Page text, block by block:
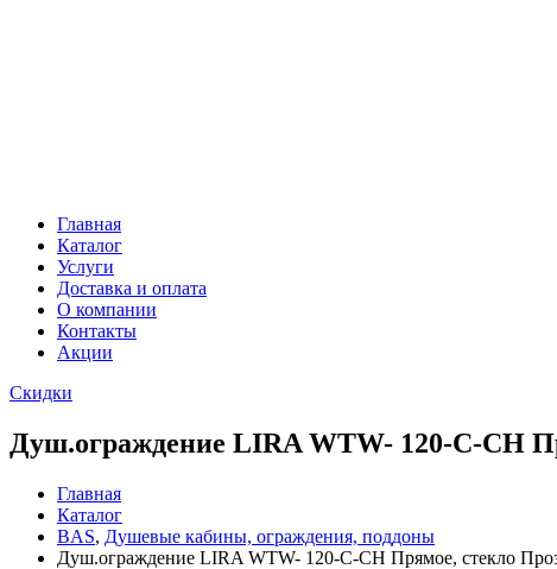
Главная
Каталог
Услуги
Доставка и оплата
О компании
Контакты
Акции
Скидки
Душ.ограждение LIRA WTW- 120-C-CH
Главная
Каталог
BAS, Душевые кабины, ограждения, поддоны
Душ.ограждение LIRA WTW- 120-C-CH Прямое, стекло